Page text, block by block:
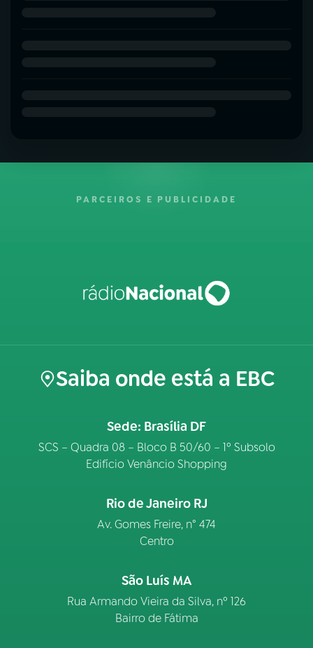
PARCEIROS E PUBLICIDADE
Saiba onde está a EBC
Sede: Brasília DF
SCS – Quadra 08 – Bloco B 50/60 – 1º Subsolo
Edifício Venâncio Shopping
Rio de Janeiro RJ
Av. Gomes Freire, n° 474
Centro
São Luís MA
Rua Armando Vieira da Silva, nº 126
Bairro de Fátima